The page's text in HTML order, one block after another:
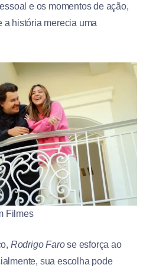
e os momentos de ação,
a história merecia uma
Filmes
Rodrigo Farose esforça ao
sua escolha pode